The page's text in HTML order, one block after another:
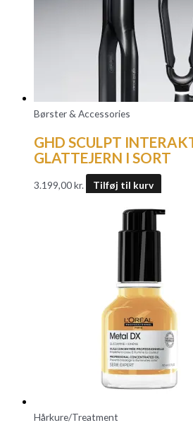
Børster & Accessories
GHD SCULPT
GLATTEJERN I SORT
3.199,00kr. Tilføj til kurv
Hårkure/Treatment